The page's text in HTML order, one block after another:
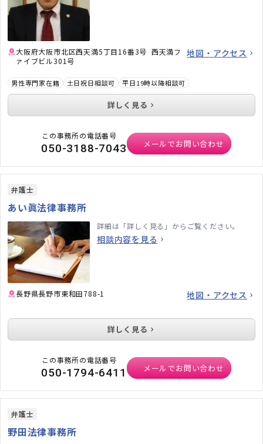
大阪府大阪市北区西天満5丁目16番3号 西天満フ
ァイブビル301号
地図・アクセス
男性専門家在籍 土日祝日相談可 平日19時以降相談可
詳しく見る
この事務所の電話番号
050-3188-7043 メールでお問い合わせ
弁護士
あい眞法律事務所
詳細は「詳しく見る」からご覧ください。
相談内容を見る
長野県長野市東和田788-1 地図・アクセス
詳しく見る
この事務所の電話番号
050-1794-6411 メールでお問い合わせ
弁護士
野田法律事務所